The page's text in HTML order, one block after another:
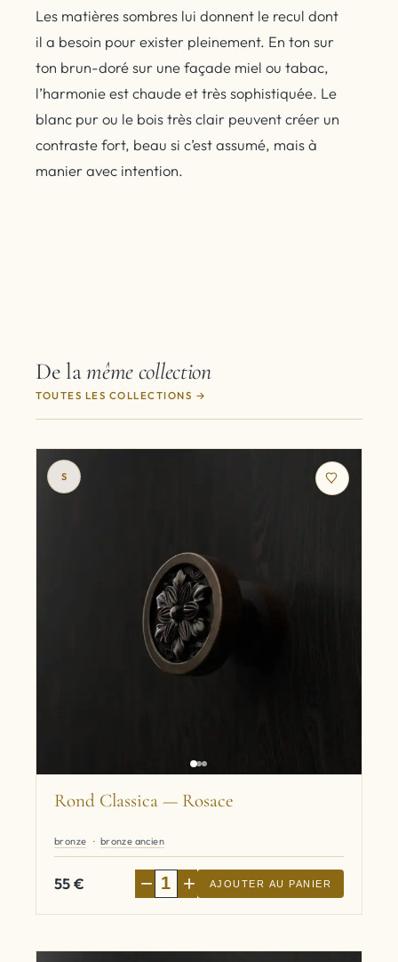
Les matières sombres lui donnent le recul dont
il a besoin pour exister pleinement. En ton sur
ton brun-doré sur une façade miel ou tabac,
l’harmonie est chaude et très sophistiquée. Le
blanc pur ou le bois très clair peuvent créer un
contraste fort, beau si c’est assumé, mais à
manier avec intention.
De lamême collection
TOUTES LES COLLECTIONS
S
Rond Classica — Rosace
bronze bronze ancien
55€ − + AJOUTER AU PANIER